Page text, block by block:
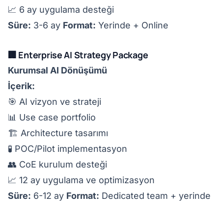
📈 6 ay uygulama desteği
Süre: 3-6 ay Format: Yerinde + Online
🏢 Enterprise AI Strategy Package
Kurumsal AI Dönüşümü
İçerik:
🎯 AI vizyon ve strateji
📊 Use case portfolio
🏗️ Architecture tasarımı
🧪 POC/Pilot implementasyon
👥 CoE kurulum desteği
📈 12 ay uygulama ve optimizasyon
Süre: 6-12 ay Format: Dedicated team + yerinde